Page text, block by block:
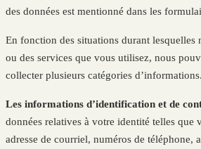
des données est mentionné dans les
En fonction des situations durant lesquelles
ou des services que vous utilisez, nous
collecter plusieurs catégories d’informations.
Les informations d’identification et de
données relatives à votre identité telles que
adresse de courriel, numéros de téléphone,